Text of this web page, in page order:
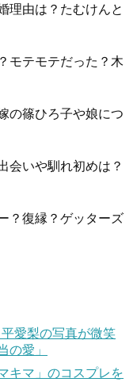
理由は？たむけんと
モテモテだった？木
の篠ひろ子や娘につ
会いや馴れ初めは？
？復縁？ゲッターズ
愛梨の写真が微笑
の愛」
キマ」のコスプレを